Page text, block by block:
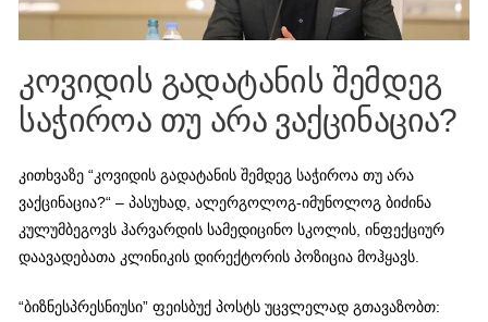
კოვიდის გადატანის შემდეგ
საჭიროა თუ არა ვაქცინაცია?
კითხვაზე “კოვიდის გადატანის შემდეგ საჭიროა თუ არა
ვაქცინაცია?“ – პასუხად, ალერგოლოგ-იმუნოლოგ ბიძინა
კულუმბეგოვს ჰარვარდის სამედიცინო სკოლის, ინფექციურ
დაავადებათა კლინიკის დირექტორის პოზიცია მოჰყავს.
“ბიზნესპრესნიუსი” ფეისბუქ პოსტს უცვლელად გთავაზობთ: